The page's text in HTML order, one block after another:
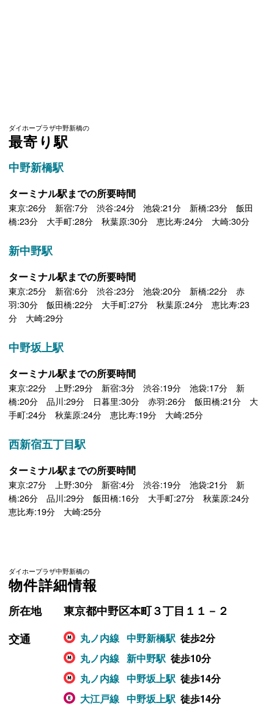
ダイホープラザ中野新橋の
最寄り駅
中野新橋駅
ターミナル駅までの所要時間
東京:26分 新宿:7分 渋谷:24分 池袋:21分 新橋:23分 飯田
橋:23分 大手町:28分 秋葉原:30分 恵比寿:24分 大崎:30分
新中野駅
ターミナル駅までの所要時間
東京:25分 新宿:6分 渋谷:23分 池袋:20分 新橋:22分 赤
羽:30分 飯田橋:22分 大手町:27分 秋葉原:24分 恵比寿:23
分 大崎:29分
中野坂上駅
ターミナル駅までの所要時間
東京:22分 上野:29分 新宿:3分 渋谷:19分 池袋:17分 新
橋:20分 品川:29分 日暮里:30分 赤羽:26分 飯田橋:21分 大
手町:24分 秋葉原:24分 恵比寿:19分 大崎:25分
西新宿五丁目駅
ターミナル駅までの所要時間
東京:27分 上野:30分 新宿:4分 渋谷:19分 池袋:21分 新
橋:26分 品川:29分 飯田橋:16分 大手町:27分 秋葉原:24分
恵比寿:19分 大崎:25分
ダイホープラザ中野新橋の
物件詳細情報
所在地
東京都中野区本町３丁目１１－２
交通
丸ノ内線 中野新橋駅 徒歩2分
丸ノ内線 新中野駅 徒歩10分
丸ノ内線 中野坂上駅 徒歩14分
大江戸線 中野坂上駅 徒歩14分